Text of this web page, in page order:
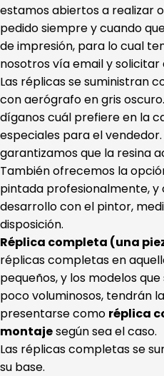
estamos abiertos a realizar
pedido siempre y cuando
de impresión, para lo cual
nosotros vía email y
Las réplicas se suministran
con aerógrafo en gris
díganos cuál prefiere en la
especiales para el
garantizamos que la resina
También ofrecemos la
pintada profesionalmente, y
desarrollo con el pintor,
disposición.
Réplica completa (una
réplicas completas en
pequeños, y los modelos
poco voluminosos, tendrán
presentarse como réplica
montajesegún sea el caso.
Las réplicas completas se
su base.